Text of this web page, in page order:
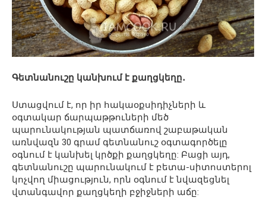
Գետնանուշը կանխում է քաղցկեղը․
Ստացվում է, որ իր հակաօքսիդիչների և
օգտակար ճարպաթթուների մեծ
պարունակության պատճառով շաբաթական
առնվազն 30 գրամ գետնանուշ օգտագործելը
օգնում է կանխել կրծքի քաղցկեղը: Բացի այդ,
գետնանուշը պարունակում է բետա-սիտոստերոլ
կոչվող միացություն, որն օգնում է նվազեցնել
վտանգավոր քաղցկեղի բջիջների աճը: